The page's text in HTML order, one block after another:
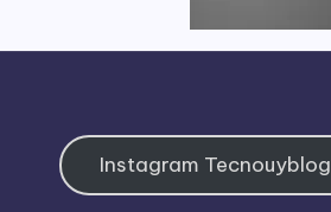
Instagram Tecnouyblog